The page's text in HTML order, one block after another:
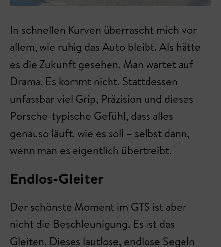
In schnellen Kurven überrascht mich vor
allem, wie ruhig das Auto bleibt. Als hätte
es die Zukunft gesehen. Man wartet auf
Drama. Es kommt nicht. Stattdessen
unfassbar viel Grip, Präzision und dieses
Porsche-typische Gefühl, dass alles
genauso läuft, wie es soll – selbst dann,
wenn man es eigentlich übertreibt.
Endlos-Gleiter
Der schönste Moment im GTS ist aber
nicht die Beschleunigung. Es ist das
Gleiten. Dieses lautlose, endlose Segeln